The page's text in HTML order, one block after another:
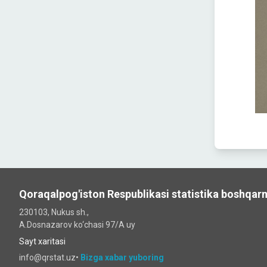
Qoraqalpog'iston Respublikasi statistika
230103, Nukus sh.,
A.Dosnazarov ko‘chаsi 97/A uy
Sayt xaritasi
info@qrstat.uz• Bizga xabar yuboring